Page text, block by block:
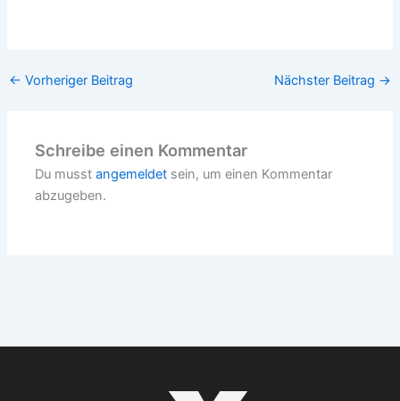
← Vorheriger Beitrag Nächster Beitrag →
Schreibe einen Kommentar
Du musstangemeldet sein, um einen Kommentar
abzugeben.